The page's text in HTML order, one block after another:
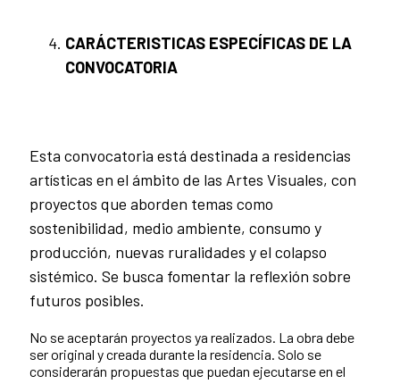
CARÁCTERISTICAS ESPECÍFICAS DE LA
CONVOCATORIA
Esta convocatoria está destinada a residencias
artísticas en el ámbito de las Artes Visuales, con
proyectos que aborden temas como
sostenibilidad, medio ambiente, consumo y
producción, nuevas ruralidades y el colapso
sistémico. Se busca fomentar la reflexión sobre
futuros posibles.
No se aceptarán proyectos ya realizados. La obra debe
ser original y creada durante la residencia. Solo se
considerarán propuestas que puedan ejecutarse en el